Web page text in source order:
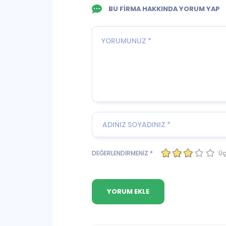
BU FİRMA HAKKINDA YORUM YAP
DEĞERLENDİRMENİZ *